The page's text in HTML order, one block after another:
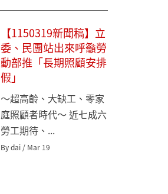
【1150319新聞稿】立
委、民團站出來呼籲勞
動部推「長期照顧安排
假」
～超高齡、大缺工、零家
庭照顧者時代～ 近七成六
勞工期待、...
By dai / Mar 19